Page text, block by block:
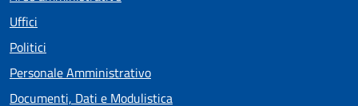
Uffici
Politici
Personale Amministrativo
Documenti, Dati e Modulistica